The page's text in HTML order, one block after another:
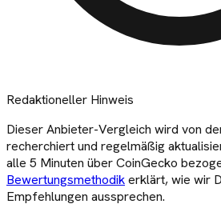
Redaktioneller Hinweis
DieserAnbieter-Vergleich wird von
recherchiert und regelmäßig
alle 5 Minuten über CoinGecko
Bewertungsmethodikerklärt, wie wir
Empfehlungen aussprechen.